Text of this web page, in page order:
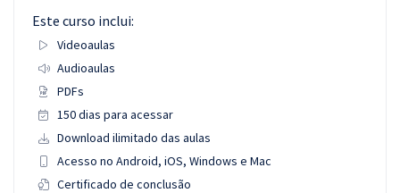
Este curso inclui:
Videoaulas
Audioaulas
PDFs
150 dias para acessar
Download ilimitado das aulas
Acesso no Android, iOS, Windows e Mac
Certificado de conclusão